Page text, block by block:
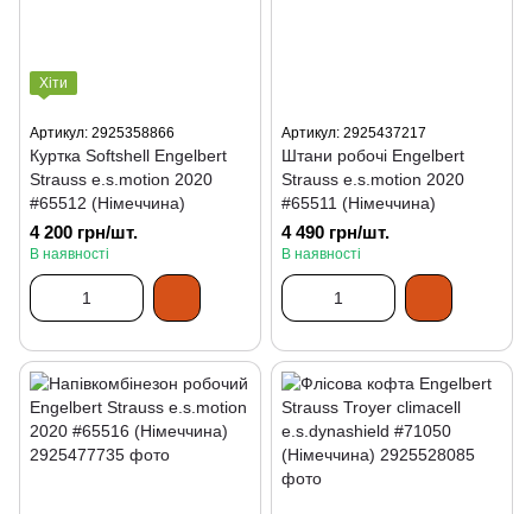
Хіти
Артикул: 2925358866
Куртка Softshell Engelbert
Strauss e.s.motion 2020
#65512 (Німеччина)
4 200 грн/шт.
В наявності
Артикул: 2925437217
Штани робочі Engelbert
Strauss e.s.motion 2020
#65511 (Німеччина)
4 490 грн/шт.
В наявності